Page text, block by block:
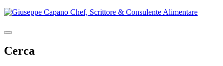
Cerca